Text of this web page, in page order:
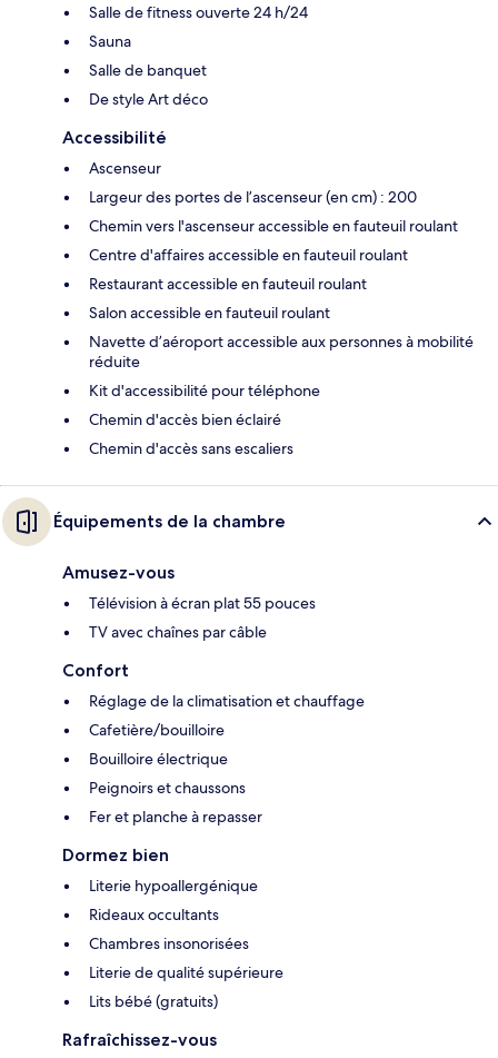
Salle de fitness ouverte 24 h/24
Sauna
Salle de banquet
De style Art déco
Accessibilité
Ascenseur
Largeur des portes de l’ascenseur (en cm) : 200
Chemin vers l'ascenseur accessible en fauteuil roulant
Centre d'affaires accessible en fauteuil roulant
Restaurant accessible en fauteuil roulant
Salon accessible en fauteuil roulant
Navette d’aéroport accessible aux personnes à mobilité
réduite
Kit d'accessibilité pour téléphone
Chemin d'accès bien éclairé
Chemin d'accès sans escaliers
Équipements de la chambre
Amusez-vous
Télévision à écran plat 55 pouces
TV avec chaînes par câble
Confort
Réglage de la climatisation et chauffage
Cafetière/bouilloire
Bouilloire électrique
Peignoirs et chaussons
Fer et planche à repasser
Dormez bien
Literie hypoallergénique
Rideaux occultants
Chambres insonorisées
Literie de qualité supérieure
Lits bébé (gratuits)
Rafraîchissez-vous